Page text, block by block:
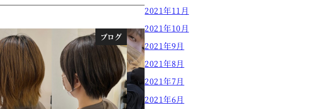
ブログ
2021年11月
2021年10月
2021年9月
2021年8月
2021年7月
2021年6月